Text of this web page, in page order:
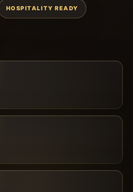
HOSPITALITY READY